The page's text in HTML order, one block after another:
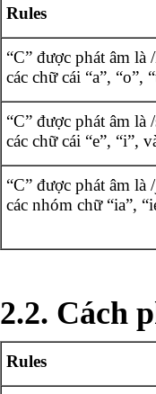
Rules
“C” được phát âm
các chữ cái “a”, “o”,
“C” được phát âm
các chữ cái “e”, “i”,
“C” được phát âm là
các nhóm chữ “ia”,
2.2. Cách
Rules